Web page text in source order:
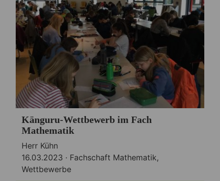
Känguru-Wettbewerb im Fach
Mathematik
Herr Kühn
16.03.2023 · Fachschaft Mathematik,
Wettbewerbe